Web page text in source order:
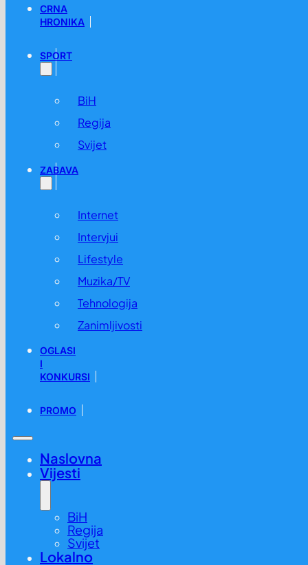
CRNA
HRONIKA
SPORT
BiH
Regija
Svijet
ZABAVA
Internet
Intervjui
Lifestyle
Muzika/TV
Tehnologija
Zanimljivosti
OGLASI
I
KONKURSI
PROMO
Naslovna
Vijesti
BiH
Regija
Svijet
Lokalno